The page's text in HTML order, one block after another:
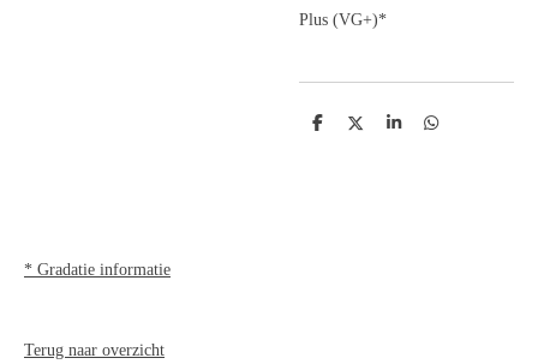
Plus (VG+)*
D
D
S
D
* Gradatie informatie
Terug naar overzicht